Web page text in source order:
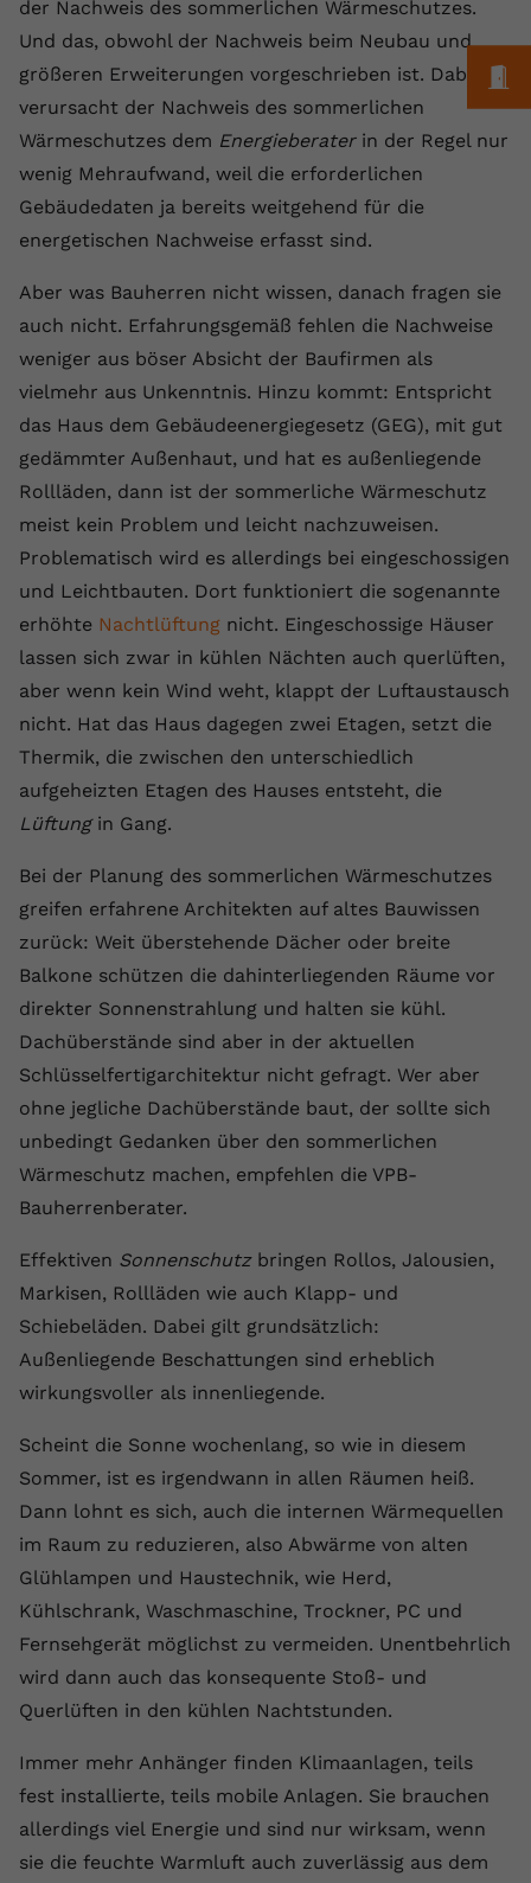
der Nachweis des sommerlichen Wärmeschutzes.
Und das, obwohl der Nachweis beim Neubau und
größeren Erweiterungen vorgeschrieben ist. Dabei
verursacht der Nachweis des sommerlichen
Wärmeschutzes dem Energieberaterin der Regel nur
wenig Mehraufwand, weil die erforderlichen
Gebäudedaten ja bereits weitgehend für die
energetischen Nachweise erfasst sind.
Aber was Bauherren nicht wissen, danach fragen sie
auch nicht. Erfahrungsgemäß fehlen die Nachweise
weniger aus böser Absicht der Baufirmen als
vielmehr aus Unkenntnis. Hinzu kommt: Entspricht
das Haus dem Gebäudeenergiegesetz (GEG), mit gut
gedämmter Außenhaut, und hat es außenliegende
Rollläden, dann ist der sommerliche Wärmeschutz
meist kein Problem und leicht nachzuweisen.
Problematisch wird es allerdings bei eingeschossigen
und Leichtbauten. Dort funktioniert die sogenannte
erhöhte Nachtlüftung nicht. Eingeschossige Häuser
lassen sich zwar in kühlen Nächten auch querlüften,
aber wenn kein Wind weht, klappt der Luftaustausch
nicht. Hat das Haus dagegen zwei Etagen, setzt die
Thermik, die zwischen den unterschiedlich
aufgeheizten Etagen des Hauses entsteht, die
Lüftungin Gang.
Bei der Planung des sommerlichen Wärmeschutzes
greifen erfahrene Architekten auf altes Bauwissen
zurück: Weit überstehende Dächer oder breite
Balkone schützen die dahinterliegenden Räume vor
direkter Sonnenstrahlung und halten sie kühl.
Dachüberstände sind aber in der aktuellen
Schlüsselfertigarchitektur nicht gefragt. Wer aber
ohne jegliche Dachüberstände baut, der sollte sich
unbedingt Gedanken über den sommerlichen
Wärmeschutz machen, empfehlen die VPB-
Bauherrenberater.
Effektiven Sonnenschutzbringen Rollos, Jalousien,
Markisen, Rollläden wie auch Klapp- und
Schiebeläden. Dabei gilt grundsätzlich:
Außenliegende Beschattungen sind erheblich
wirkungsvoller als innenliegende.
Scheint die Sonne wochenlang, so wie in diesem
Sommer, ist es irgendwann in allen Räumen heiß.
Dann lohnt es sich, auch die internen Wärmequellen
im Raum zu reduzieren, also Abwärme von alten
Glühlampen und Haustechnik, wie Herd,
Kühlschrank, Waschmaschine, Trockner, PC und
Fernsehgerät möglichst zu vermeiden. Unentbehrlich
wird dann auch das konsequente Stoß- und
Querlüften in den kühlen Nachtstunden.
Immer mehr Anhänger finden Klimaanlagen, teils
fest installierte, teils mobile Anlagen. Sie brauchen
allerdings viel Energie und sind nur wirksam, wenn
sie die feuchte Warmluft auch zuverlässig aus dem
Laufzeit 1 Jahr
Zweck
Einstellungen. Unter anderem eine
zufällig generierte ID, für die
historische Speicherung Ihrer
Webseiten-Betreiber dies eingestellt
hat.
Name fe_typo_user
VPB.de
Laufzeit Session
Zweck
Dieses Cookie wird verwendet, um die
Speicherung von
Benutzereinstellungen zu ermöglichen.
Zweck
wiederzuerkennen und statistische
Informationen zur Nutzung der
Website zu erfassen.
Name _gcl au
Laufzeit 90 Tage
Zweck
Conversion-Tracking verwendet, um
Werbeklicks der Nutzung auf unserer
Website zuzuordnen.
Cookie-Informationen anzeigen
Externe Inhalte
Wir verwenden auf unserer Website externe Inhalte,
Name vuid
Zweck
Vimeo installiert dieses Cookie, um
Tracking-Informationen zu sammeln,
indem es eine eindeutige ID zum
Einbetten von Videos auf der Website
setzt.
Anbieter youtube.com
Zweck
YouTube setzt dieses Cookie über
eingebettete YouTube-Videos und
registriert anonyme statistische Daten.
Name yt-remote-device-id
Zweck
YouTube setzt diesen Cookie, um die
Videopräferenzen des Benutzers zu
Videos verwendet.
Name yt.innertube::requests
Anbieter youtube.com
Laufzeit
Zweck
Dieser von YouTube gesetzte Cookie
registriert eine eindeutige ID, um
Daten darüber zu speichern, welche
Videos von YouTube der Nutzer
gesehen hat.
Anbieter Youtube.com
Session
Zweck
Dieser von YouTube gesetzte Cookie
registriert eine eindeutige ID, um
Daten darüber zu speichern, welche
gesehen hat.
Name yt-remote-connected-devices
Laufzeit Session
Cookie-Informationen anzeigen